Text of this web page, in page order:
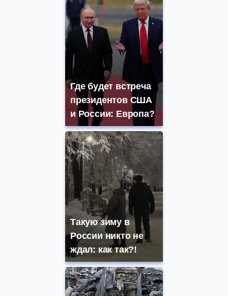
Где будет встреча
президентов США
и России: Европа?
Такую зиму в
России никто не
ждал: как так?!